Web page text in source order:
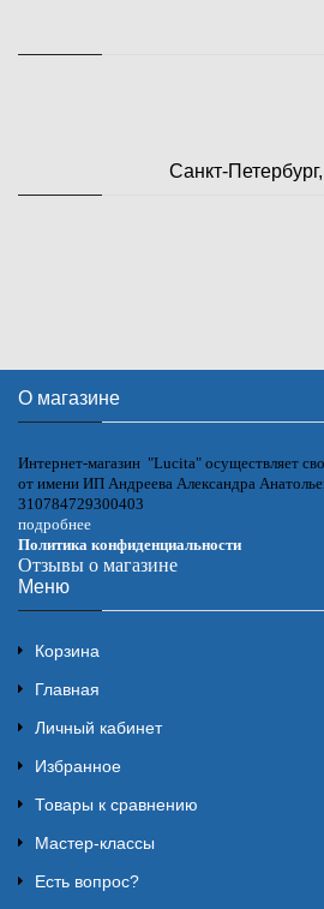
Санкт-
О магазине
Интернет-магазин "Lucita" осуществляет
от имени ИП Андреева Александра
310784729300403
подробнее
Политика конфиденциальности
Отзывы о магазине
Меню
Корзина
Главная
Личный кабинет
Избранное
Товары к сравнению
Мастер-классы
Есть вопрос?